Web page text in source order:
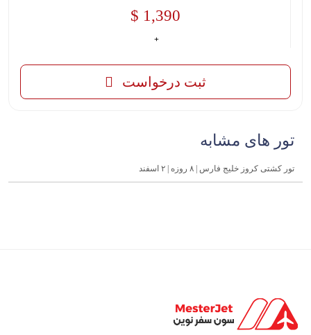
1,390 $
ثبت درخواست
تور های مشابه
تور کشتی کروز خلیج فارس | ۸ روزه | ۲ اسفند